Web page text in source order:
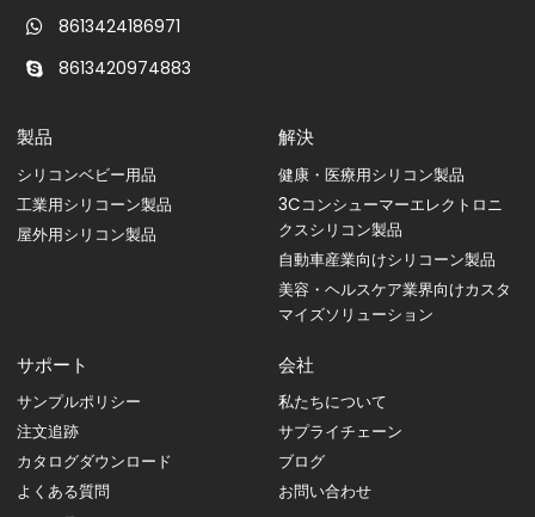
8613424186971
8613420974883
製品
シリコンベビー用品
工業用シリコーン製品
屋外用シリコン製品
解決
健康・医療用シリコン製品
3Cコンシューマーエレクトロニ
クスシリコン製品
自動車産業向けシリコーン製品
美容・ヘルスケア業界向けカスタ
マイズソリューション
サポート
サンプルポリシー
注文追跡
カタログダウンロード
よくある質問
会社
私たちについて
サプライチェーン
ブログ
お問い合わせ